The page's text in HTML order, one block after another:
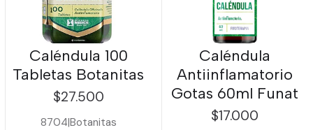
Caléndula 100
Tabletas Botanitas
$27.500
8704|Botanitas
Caléndula
Antiinflamatorio
Gotas 60ml Funat
$17.000